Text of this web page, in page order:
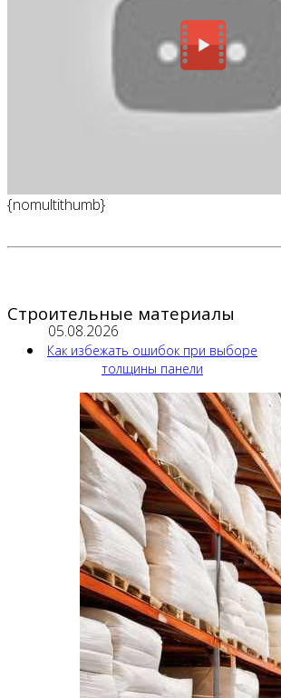
{nomultithumb}
Строительные материалы
05.08.2026
Как избежать ошибок при выборе
толщины панели